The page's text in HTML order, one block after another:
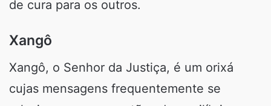
de cura para os outros.
Xangô
Xangô, o Senhor da Justiça, é um orixá
cujas mensagens frequentemente se